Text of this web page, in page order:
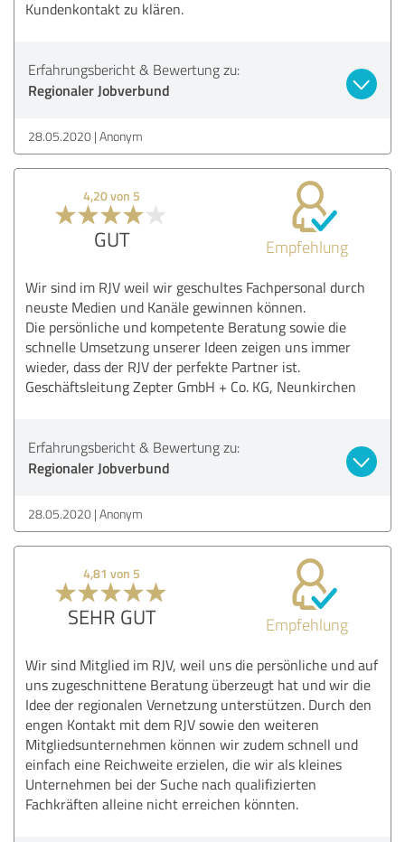
Kundenkontakt zu klären.
Erfahrungsbericht & Bewertung zu:
Regionaler Jobverbund
28.05.2020 Anonym
4,20 von 5
GUT Empfehlung
Wir sind im RJV weil wir geschultes Fachpersonal durch
neuste Medien und Kanäle gewinnen können.
Die persönliche und kompetente Beratung sowie die
schnelle Umsetzung unserer Ideen zeigen uns immer
wieder, dass der RJV der perfekte Partner ist.
Geschäftsleitung Zepter GmbH + Co. KG, Neunkirchen
Erfahrungsbericht & Bewertung zu:
Regionaler Jobverbund
28.05.2020 Anonym
4,81 von 5
SEHR GUT Empfehlung
Wir sind Mitglied im RJV, weil uns die persönliche und auf
uns zugeschnittene Beratung überzeugt hat und wir die
Idee der regionalen Vernetzung unterstützen. Durch den
engen Kontakt mit dem RJV sowie den weiteren
Mitgliedsunternehmen können wir zudem schnell und
einfach eine Reichweite erzielen, die wir als kleines
Unternehmen bei der Suche nach qualifizierten
Fachkräften alleine nicht erreichen könnten.